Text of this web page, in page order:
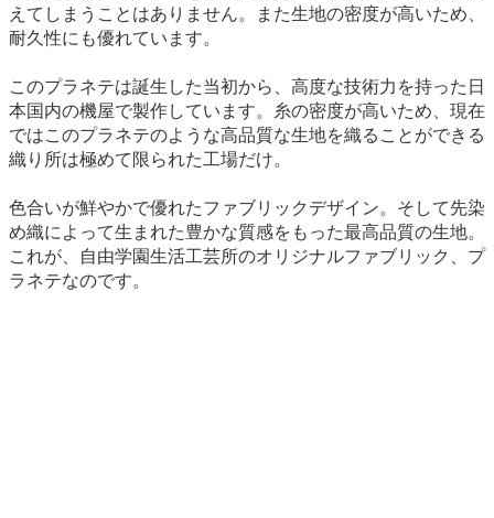
えてしまうことはありません。また生地の密度が高いため、
耐久性にも優れています。
このプラネテは誕生した当初から、高度な技術力を持った日
本国内の機屋で製作しています。糸の密度が高いため、現在
ではこのプラネテのような高品質な生地を織ることができる
織り所は極めて限られた工場だけ。
色合いが鮮やかで優れたファブリックデザイン。そして先染
め織によって生まれた豊かな質感をもった最高品質の生地。
これが、自由学園生活工芸所のオリジナルファブリック、プ
ラネテなのです。